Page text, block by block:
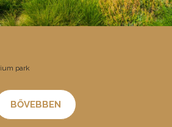
park
BŐVEBBEN